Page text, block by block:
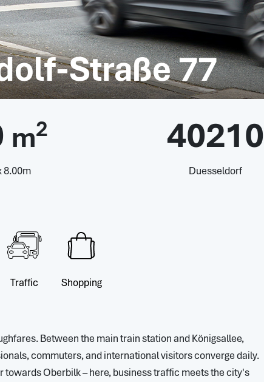
Straße 77
m2
8.00m
40210
Duesseldorf
Traffic Shopping
Between the main train station and Königsallee,
commuters, and international visitors converge daily.
Oberbilk – here, business traffic meets the city's